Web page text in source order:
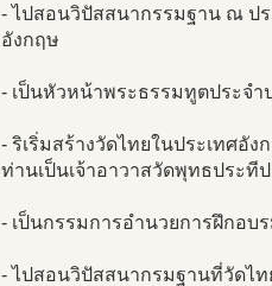
- ไปสอนวิปัสสนากรรมฐาน ณ ป
อังกฤษ
- เป็นหัวหน้าพระธรรมทูตประจำ
- ริเริ่มสร้างวัดไทยในประเทศอั
ท่านเป็นเจ้าอาวาสวัดพุทธประที
- เป็นกรรมการอำนวยการฝึกอบ
- ไปสอนวิปัสสนากรมฐานที่วัดไท